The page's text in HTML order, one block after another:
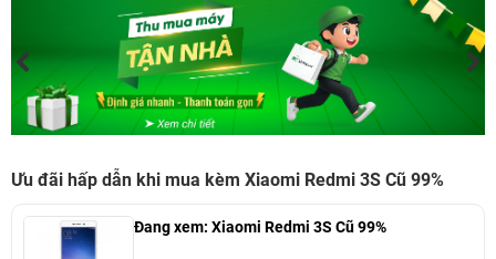
Ưu đãi hấp dẫn khi mua kèm Xiaomi Redmi 3S Cũ 99%
Đang xem: Xiaomi Redmi 3S Cũ 99%